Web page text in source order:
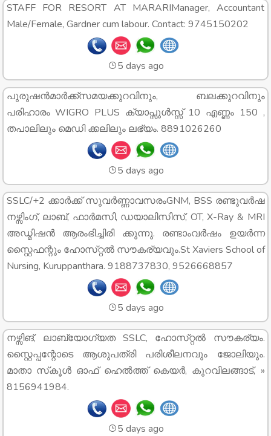
STAFF FOR RESORT AT MARARIManager, Accountant
Male/Female, Gardner cum labour. Contact: 9745150202
5 days ago
പുരുഷൻമാർക്ക്സമയക്കുറവിനും, ബലക്കുറവിനും
പരിഹാരം WIGRO PLUS ക്യാ‌പ്സുൾസ്സ് 10 എണ്ണം 150 ,
തപാലിലും മെഡി ക്കലിലും ലഭ്യം. 8891026260
5 days ago
SSLC/+2 ക്കാർക്ക് സുവർണ്ണാവസരംGNM, BSS രണ്ടുവർഷ
നഴ്സിംഗ്, ലാബ്, ഫാർമസി, ഡയാലിസിസ്, OT, X-Ray & MRI
അഡ്മിഷൻ ആരംഭിച്ചിരി ക്കുന്നു. രണ്ടാംവർഷം ഉയർന്ന
സ്റ്റൈഫന്റും ഹോസ്‌റ്റൽ സൗകര്യവും.St Xaviers School of
Nursing, Kuruppanthara. 9188737830, 9526668857
5 days ago
നഴ്സിങ്, ലാബ്യോഗ്യത SSLC, ഹോസ്‌റ്റൽ സൗകര്യം.
സ്റ്റൈപ്പന്റോടെ ആശുപത്രി പരിശീലനവും ജോലിയും.
മാതാ സ്‌കൂൾ ഓഫ് ഹെൽത്ത് കെയർ, കുറവിലങ്ങാട്, »
8156941984.
5 days ago